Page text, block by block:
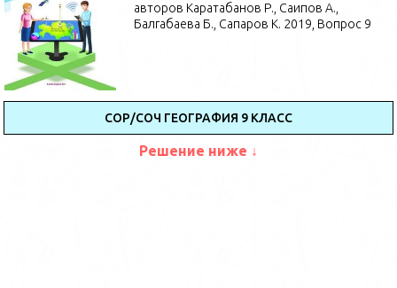
авторов Каратабанов Р., Саипов А.,
Балгабаева Б., Сапаров К. 2019, Вопрос 9
СОР/СОЧ ГЕОГРАФИЯ 9 КЛАСС
Решение ниже ↓